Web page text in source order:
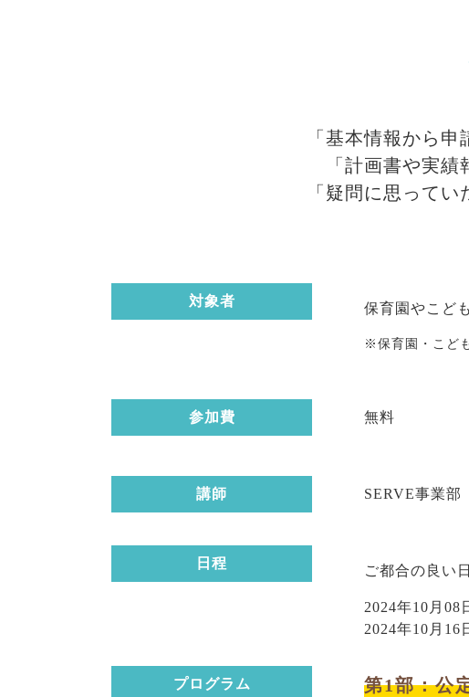
「基本情報から
「計画書や実
「疑問に思って
対象者 保育園やこど
※保育園・こど
参加費 無料
講師 SERVE事業部
日程 ご都合の良い
2024年10月08
2024年10月16
プログラム 第1部：公